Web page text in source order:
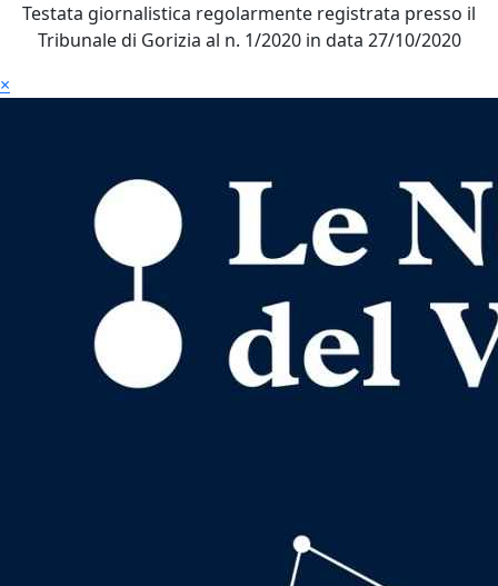
Testata giornalistica regolarmente registrata presso il
Tribunale di Gorizia al n. 1/2020 in data 27/10/2020
×